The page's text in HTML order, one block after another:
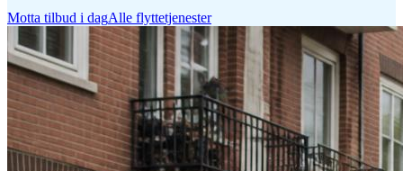
Motta tilbud i dagAlle flyttetjenester